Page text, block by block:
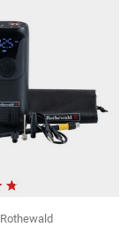
Rothewald